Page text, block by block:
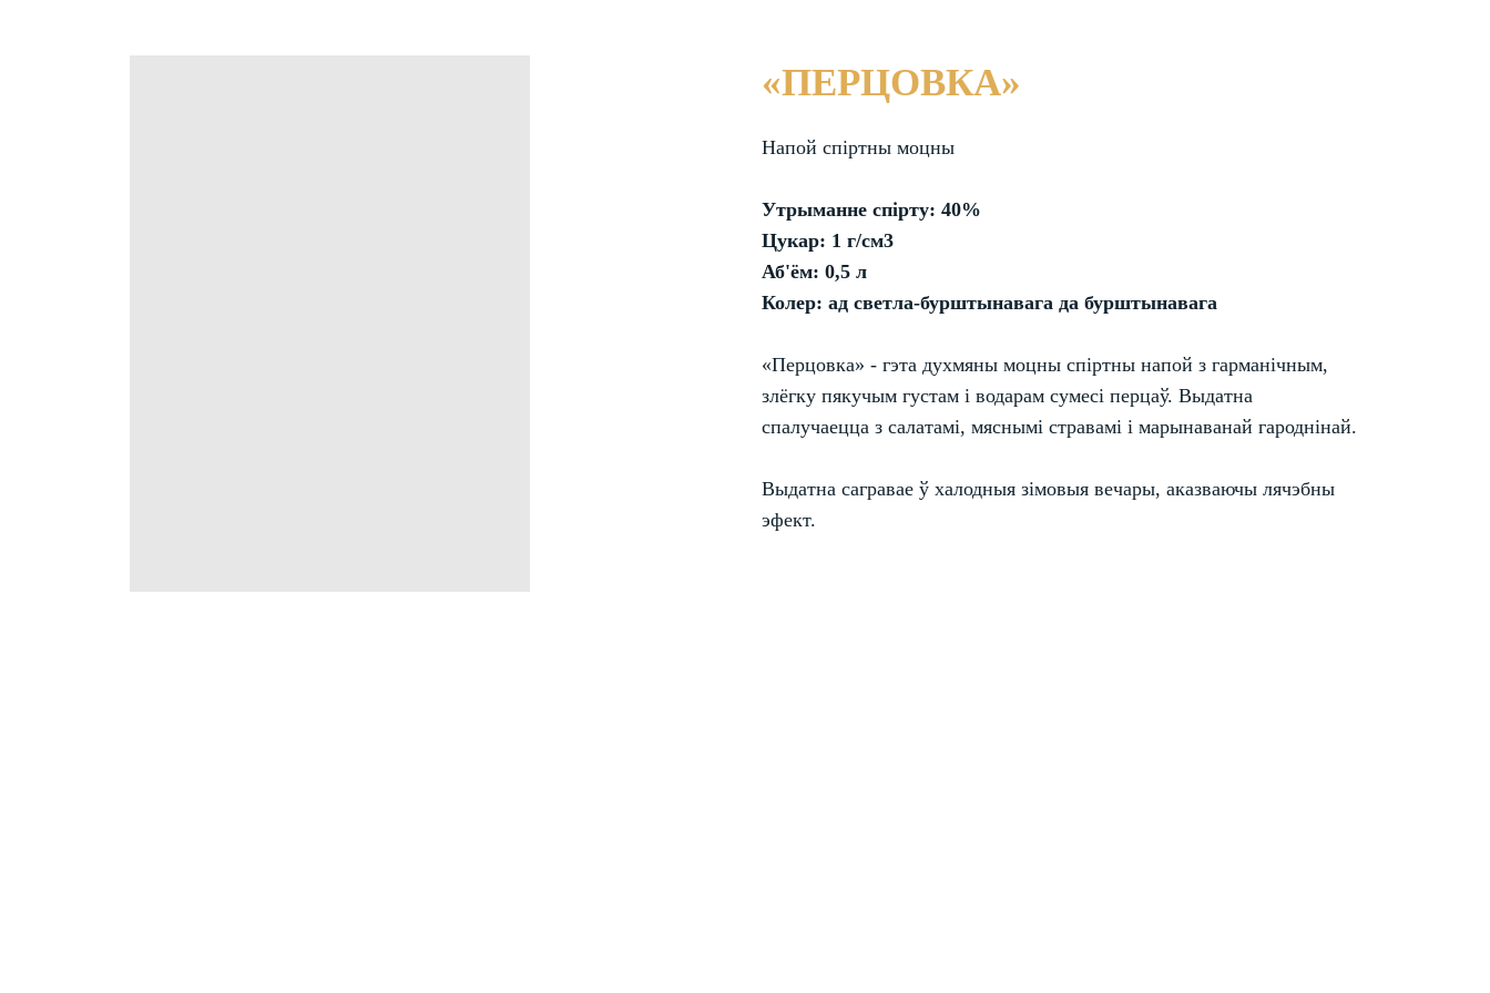
«ПЕРЦОВКА»
Напой спіртны моцны
Утрыманне спірту: 40%
Цукар: 1 г/см3
Аб'ём: 0,5 л
Колер: ад светла-бурштынавага да бурштынавага
«Перцовка» - гэта духмяны моцны спіртны напой з гарманічным,
злёгку пякучым густам і водарам сумесі перцаў. Выдатна
спалучаецца з салатамі, мяснымі стравамі і марынаванай гароднінай.
Выдатна сагравае ў халодныя зімовыя вечары, аказваючы лячэбны
эфект.